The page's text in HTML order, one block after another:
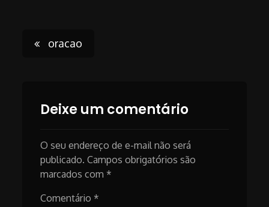
Post
navigation
oracao
Deixe um comentário
O seu endereço de e-mail não será
publicado. Campos obrigatórios são
marcados com *
Comentário *